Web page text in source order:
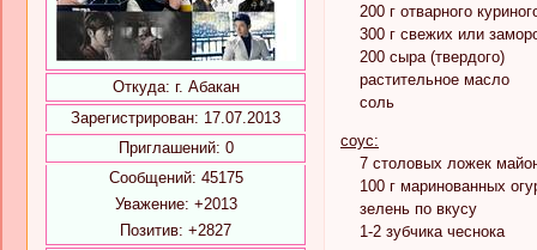
Откуда: г. Абакан
Зарегистрирован: 17.07.2013
Приглашений: 0
Сообщений: 45175
Уважение: +2013
Позитив: +2827
200 г отварного
300 г свежих или
200 сыра (твердого)
растительное масло
соль
соус:
7 столовых ложек
100 г маринованных
зелень по вкусу
1-2 зубчика чеснока